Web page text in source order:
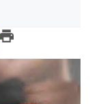
Print